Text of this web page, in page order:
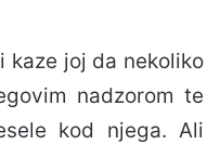
kaze joj da nekoliko
nadzorom te
kod njega. Ali